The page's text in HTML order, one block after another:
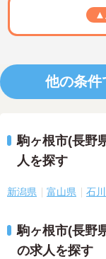
▲
他の条件
駒ヶ根市(長野
人を探す
新潟県 富山県 石
駒ヶ根市(長野
の求人を探す